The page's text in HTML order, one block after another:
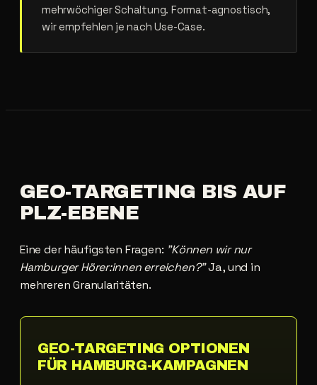
mehrwöchiger Schaltung. Format-agnostisch,
wir empfehlen je nach Use-Case.
GEO-TARGETING BIS AUF
PLZ-EBENE
Eine der häufigsten Fragen: "Können wir nur
Hamburger Hörer:innen erreichen?"Ja , und in
mehreren Granularitäten.
GEO-TARGETING OPTIONEN
FÜR HAMBURG-KAMPAGNEN